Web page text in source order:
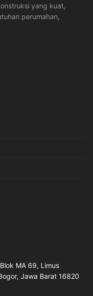
yang kuat,
perumahan,
MA 69, Limus
Jawa Barat 16820